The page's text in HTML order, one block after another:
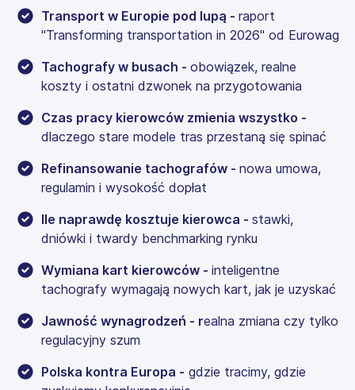
Transport w Europie pod lupą - raport
"Transforming transportation in 2026" od Eurowag
Tachografy w busach - obowiązek, realne
koszty i ostatni dzwonek na przygotowania
Czas pracy kierowców zmienia wszystko -
dlaczego stare modele tras przestaną się spinać
Refinansowanie tachografów - nowa umowa,
regulamin i wysokość dopłat
Ile naprawdę kosztuje kierowca - stawki,
dniówki i twardy benchmarking rynku
Wymiana kart kierowców - inteligentne
tachografy wymagają nowych kart, jak je uzyskać
Jawność wynagrodzeń - realna zmiana czy tylko
regulacyjny szum
Polska kontra Europa - gdzie tracimy, gdzie